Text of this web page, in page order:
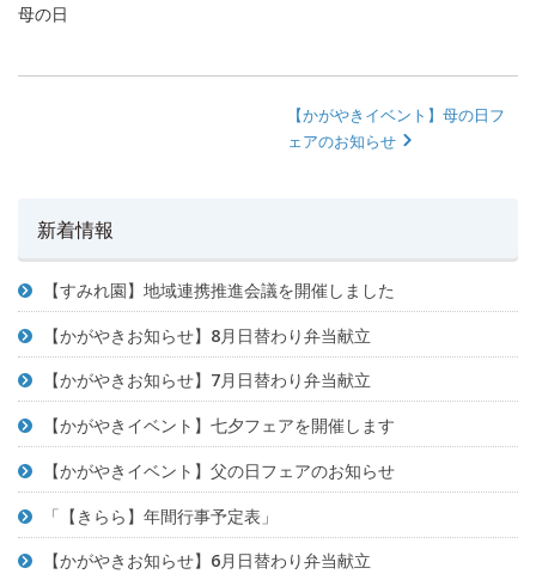
母の日
【かがやきイベント】母の日フ
ェアのお知らせ
新着情報
【すみれ園】地域連携推進会議を開催しました
【かがやきお知らせ】8月日替わり弁当献立
【かがやきお知らせ】7月日替わり弁当献立
【かがやきイベント】七夕フェアを開催します
【かがやきイベント】父の日フェアのお知らせ
「【きらら】年間行事予定表」
【かがやきお知らせ】6月日替わり弁当献立